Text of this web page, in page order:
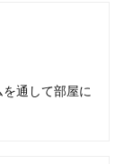
通して部屋に